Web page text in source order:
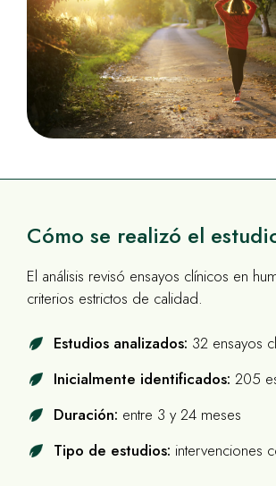
Cómo se realizó el
El análisis revisó ensayos clínicos en
criterios estrictos de calidad.
Estudios analizados: 32 ensayos
Inicialmente identificados: 205
Duración: entre 3 y 24 meses
Tipo de estudios: intervenciones